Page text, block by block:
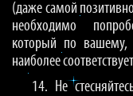
(даже самой
необходимо
который по вашему,
наиболее
14. Не